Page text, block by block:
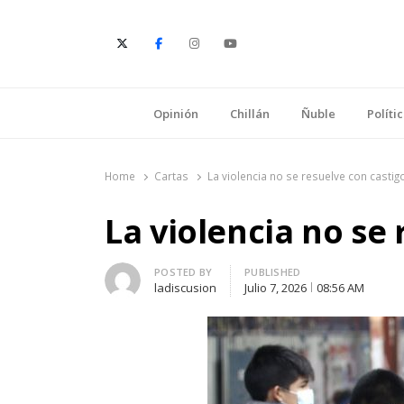
Opinión Chillán Ñuble
Home Cartas La violencia no se resuelve con
La violencia no
Author
POSTED BY
ladiscusion
PUBLISHED
Julio 7, 2026 08:56 AM